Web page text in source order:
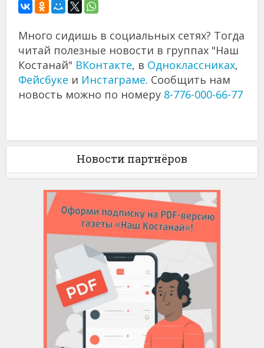
Много сидишь в социальных сетях? Тогда
читай полезные новости в группах "Наш
Костанай" ВКонтакте, в Одноклассниках,
Фейсбуке и Инстаграме. Сообщить нам
новость можно по номеру 8-776-000-66-77
Новости партнёров